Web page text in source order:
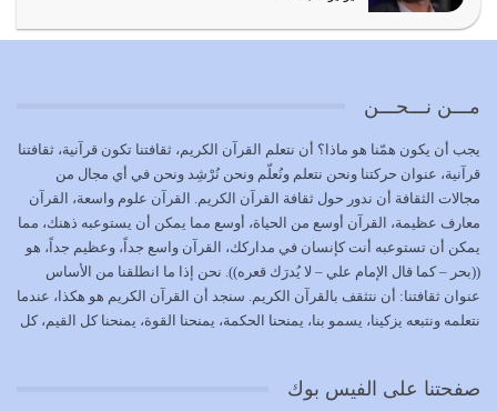
{إِنَّ الدِّينَ عِنْدَ اللَّهِ الْإسْلامُ} الدين الذي شرعه الله للناس في
تتحقق الحقوق للجميع
يوليو 18, 2026
بعض صفات المتقين {الصَّابِرِينَ وَالصَّادِقِينَ وَالْقَانِتِينَ
وَالْمُنْفِقِينَ…
يوليو 17, 2026
الاعتصام بحبل الله أمر إلهي للمؤمنين وهو بمثابة سبب بينهم
يوليو 16, 2026
مـــن نـــحـــن
يجب أن يكون همّنا هو ماذا؟ أن نتعلم القرآن الكريم، ثقافتنا تكون قرآنية، ثقافتنا
قرآنية، عنوان حركتنا ونحن نتعلم ونُعلّم ونحن نُرْشِد ونحن في أي مجال من
مجالات الثقافة أن ندور حول ثقافة القرآن الكريم. القرآن علوم واسعة، القرآن
معارف عظيمة، القرآن أوسع من الحياة، أوسع مما يمكن أن يستوعبه ذهنك، مما
يمكن أن تستوعبه أنت كإنسان في مداركك، القرآن واسع جداً، وعظيم جداً، هو
((بحر – كما قال الإمام علي – لا يُدرَك قعره)). نحن إذا ما انطلقنا من الأساس
عنوان ثقافتنا: أن نتثقف بالقرآن الكريم. سنجد أن القرآن الكريم هو هكذا، عندما
نتعلمه ونتبعه يزكينا، يسمو بنا، يمنحنا الحكمة، يمنحنا القوة، يمنحنا كل القيم، كل
بمستوى أن نثقف الآخرين بالقرآن الكريم، وأن نتثقف بثقافة القرآن الكريم
صفحتنا على الفيس بوك